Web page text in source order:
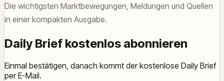
Die wichtigsten Marktbewegungen, Meldungen und Quellen
in einer kompakten Ausgabe.
Daily Brief kostenlos abonnieren
Einmal bestätigen, danach kommt der kostenlose Daily Brief
per E-Mail.